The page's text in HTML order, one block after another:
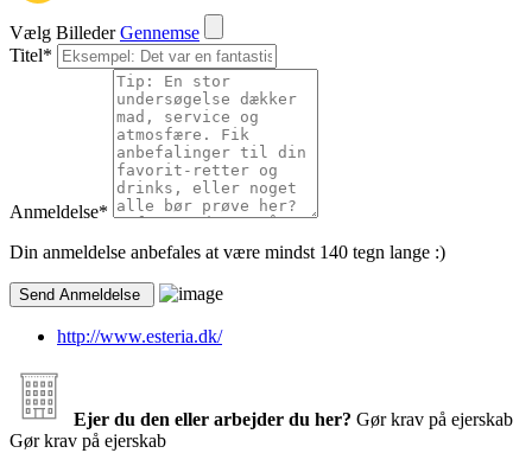
Vælg Billeder Gennemse
Titel*
Anmeldelse*
Din anmeldelse anbefales at være mindst 140 tegn lange :)
http://www.esteria.dk/
Ejer du den eller arbejder du her? Gør krav på ejerskab
Gør krav på ejerskab